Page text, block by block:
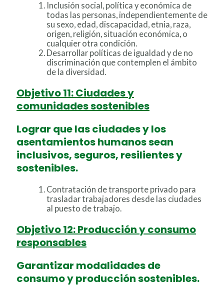
Inclusión social, política y económica de
todas las personas, independientemente de
su sexo, edad, discapacidad, etnia, raza,
origen, religión, situación económica, o
cualquier otra condición.
Desarrollar políticas de igualdad y de no
discriminación que contemplen el ámbito
de la diversidad.
Objetivo 11: Ciudades y
comunidades sostenibles
Lograr que las ciudades y los
asentamientos humanos sean
inclusivos, seguros, resilientes y
sostenibles.
Contratación de transporte privado para
trasladar trabajadores desde las ciudades
al puesto de trabajo.
Objetivo 12: Producción y consumo
responsables
Garantizar modalidades de
consumo y producción sostenibles.